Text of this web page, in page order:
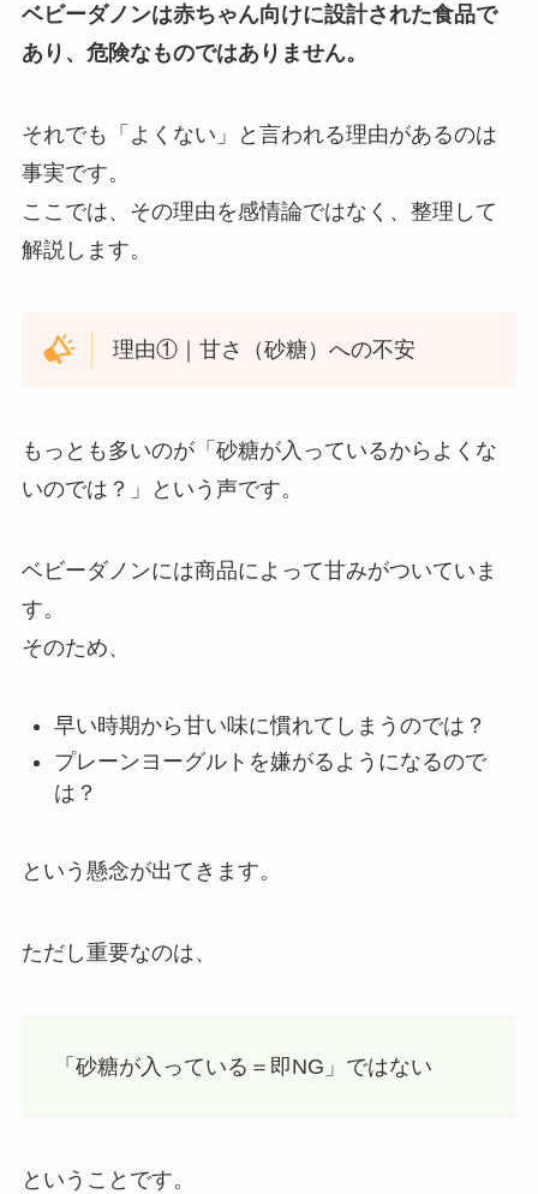
ベビーダノンは赤ちゃん向けに設計された食品で
あり、危険なものではありません。
それでも「よくない」と言われる理由があるのは
事実です。
ここでは、その理由を感情論ではなく、整理して
解説します。
理由①｜甘さ（砂糖）への不安
もっとも多いのが「砂糖が入っているからよくな
いのでは？」という声です。
ベビーダノンには商品によって甘みがついていま
す。
そのため、
早い時期から甘い味に慣れてしまうのでは？
プレーンヨーグルトを嫌がるようになるので
は？
という懸念が出てきます。
ただし重要なのは、
「砂糖が入っている＝即NG」ではない
ということです。